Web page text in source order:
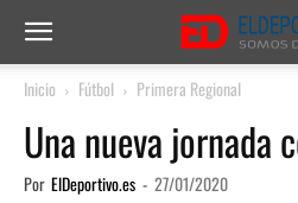
Inicio Fútbol Primera Regional
Una nueva jornada
Por ElDeportivo.es - 27/01/2020